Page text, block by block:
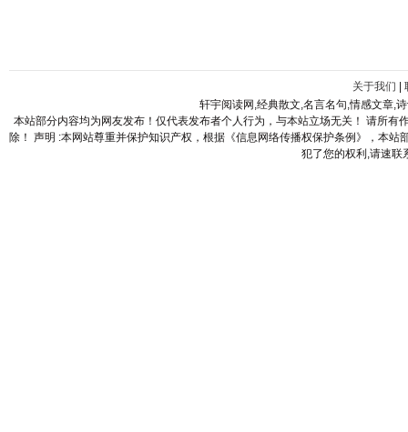
关于我们
轩宇阅读网,经典散文,名言名句,情感文章,
本站部分内容均为网友发布！仅代表发布者个人行为，与本站立场无关！ 请所
除！ 声明 :本网站尊重并保护知识产权，根据《信息网络传播权保护条例》，本
犯了您的权利,请速联